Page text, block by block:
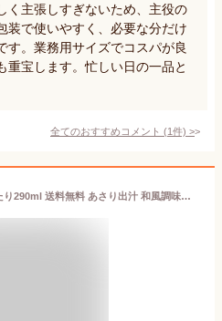
く主張しすぎないため、主役の
装で使いやすく、必要な分だけ
す。業務用サイズでコスパが良
重宝します。忙しい日の一品と
全てのおすすめコメント (1件) >
濃縮 あさり汁 単品 1本当たり290ml 送料無料 あさり出汁 和風調味料 だしの素 お吸い物 お味噌汁 料理 隠し味 あさりスープ アサリ 自然食品 まとめ買い セット販売 業務用 美味しい 健康 美容 お取り寄せグルメ サンコウフーズ 小豆島ファクトリー